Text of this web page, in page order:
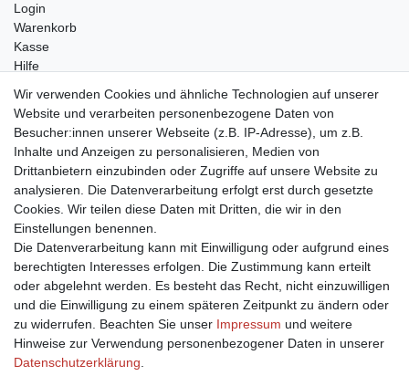
Login
Warenkorb
Kasse
Hilfe
Versand
DPD
GLS
DHL
Impressum
Wir verwenden Cookies und ähnliche Technologien auf unserer
Website und verarbeiten personenbezogene Daten von
Besucher:innen unserer Webseite (z.B. IP-Adresse), um z.B.
Inhalte und Anzeigen zu personalisieren, Medien von
Drittanbietern einzubinden oder Zugriffe auf unsere Website zu
analysieren. Die Datenverarbeitung erfolgt erst durch gesetzte
Cookies. Wir teilen diese Daten mit Dritten, die wir in den
Einstellungen benennen.
Die Datenverarbeitung kann mit Einwilligung oder aufgrund eines
berechtigten Interesses erfolgen. Die Zustimmung kann erteilt
oder abgelehnt werden. Es besteht das Recht, nicht einzuwilligen
und die Einwilligung zu einem späteren Zeitpunkt zu ändern oder
zu widerrufen. Beachten Sie unser Impressum und weitere
Hinweise zur Verwendung personenbezogener Daten in unserer
Daten­schutz­erklärung